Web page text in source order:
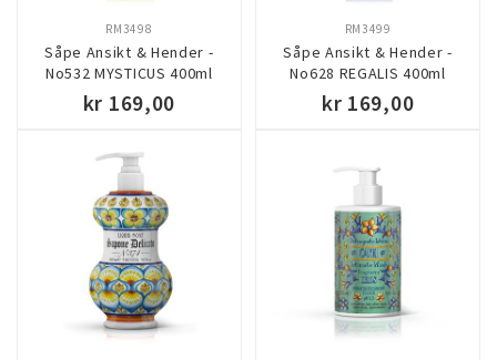
Såpe Ansikt & Hender -
No532 MYSTICUS 400ml
RM3498
kr 169,00
Såpe Ansikt & Hender -
No628 REGALIS 400ml
RM3499
kr 169,00